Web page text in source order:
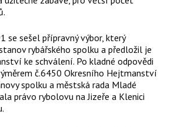
se sešel přípravný výbor, který
rybářského spolku a předložil je
ke schválení. Po kladné odpovědi
č.6450 Okresního Hejtmanství
spolku a městská rada Mladé
právo rybolovu na Jizeře a Klenici